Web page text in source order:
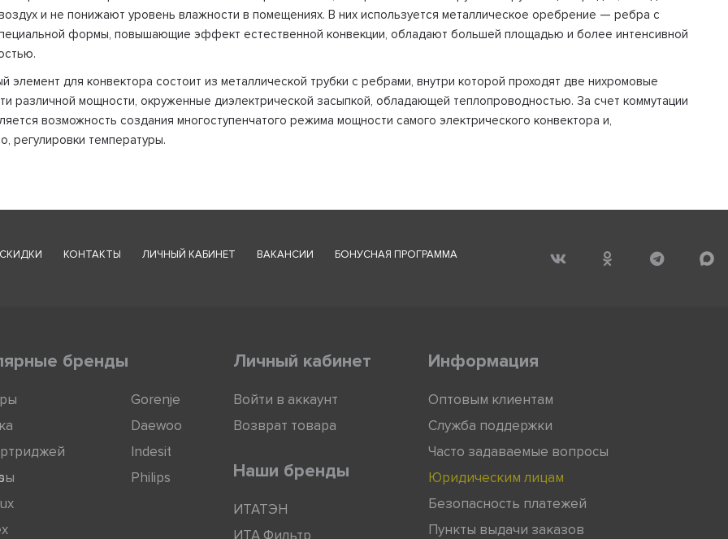
и не понижают уровень влажности в помещениях. В них используется металлическое оребрение — ребра с
формы, повышающие эффект естественной конвекции, обладают большей площадью и более интенсивной
элемент для конвектора состоит из металлической трубки с ребрами, внутри которой проходят две нихромовые
различной мощности, окруженные диэлектрической засыпкой, обладающей теплопроводностью. За счет коммутации
возможность создания многоступенчатого режима мощности самого электрического конвектора и,
регулировки температуры.
СКИДКИ КОНТАКТЫ ЛИЧНЫЙ КАБИНЕТ ВАКАНСИИ БОНУСНАЯ ПРОГРАММА
бренды
Gorenje
Daewoo
Indesit
Philips
Личный кабинет
Войти в аккаунт
Возврат товара
Наши бренды
ИТАТЭН
ИТА Фильтр
Информация
Оптовым клиентам
Служба поддержки
Часто задаваемые вопросы
Юридическим лицам
Безопасность платежей
Пункты выдачи заказов